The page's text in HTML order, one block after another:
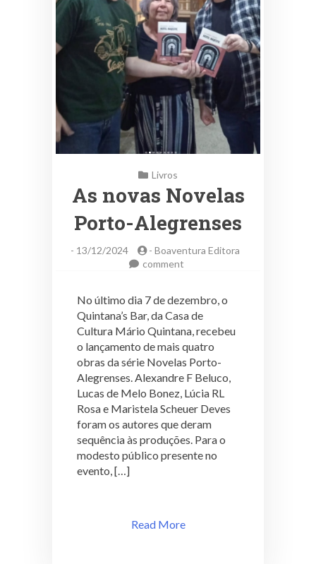
Livros
As novas Novelas
Porto-Alegrenses
- 13/12/2024 - Boaventura Editora
commenton
Novelas
Porto-
Alegrenses
No último dia 7 de dezembro, o
Quintana’s Bar, da Casa de
Cultura Mário Quintana, recebeu
o lançamento de mais quatro
obras da série Novelas Porto-
Alegrenses. Alexandre F Beluco,
Lucas de Melo Bonez, Lúcia RL
Rosa e Maristela Scheuer Deves
foram os autores que deram
sequência às produções. Para o
modesto público presente no
evento, […]
Read More